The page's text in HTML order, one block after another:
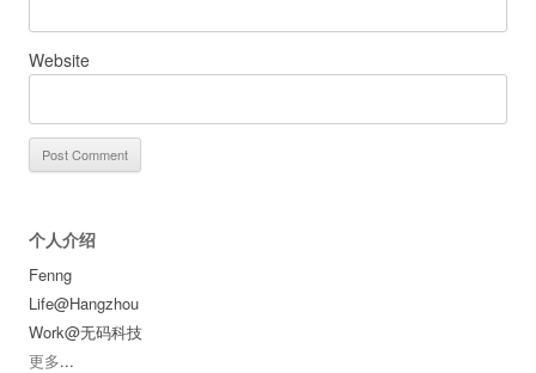
Website
个人介绍
Fenng
Life@Hangzhou
Work@无码科技
更多...